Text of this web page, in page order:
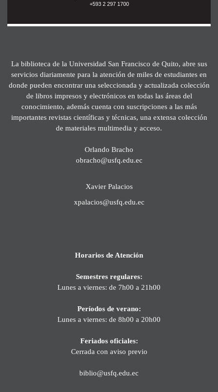
+593 2 297 1700
La biblioteca de la Universidad San Francisco de Quito, abre sus
servicios diariamente para la atención de miles de estudiantes en
donde pueden encontrar una seleccionada y actualizada colección
de libros impresos y electrónicos en todas las áreas del
conocimiento, además cuenta con suscripciones a las más
importantes revistas científicas y técnicas, una extensa colección
de materiales multimedia y acceso.
Orlando Bracho
obracho@usfq.edu.ec
Xavier Palacios
xpalacios@usfq.edu.ec
Horarios de Atención
Semestres regulares:
Lunes a viernes: de 7h00 a 21h00
Períodos de verano:
Lunes a viernes: de 8h00 a 20h00
Feriados oficiales:
Cerrada con aviso previo
biblio@usfq.edu.ec